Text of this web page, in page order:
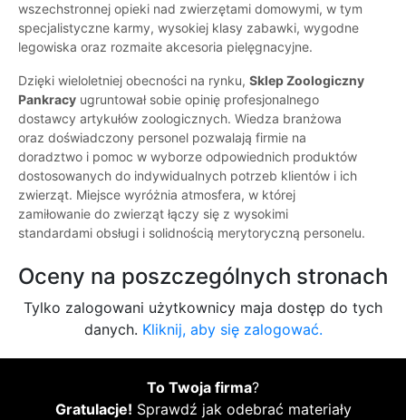
wszechstronnej opieki nad zwierzętami domowymi, w tym
specjalistyczne karmy, wysokiej klasy zabawki, wygodne
legowiska oraz rozmaite akcesoria pielęgnacyjne.
Dzięki wieloletniej obecności na rynku, Sklep Zoologiczny
Pankracy ugruntował sobie opinię profesjonalnego
dostawcy artykułów zoologicznych. Wiedza branżowa
oraz doświadczony personel pozwalają firmie na
doradztwo i pomoc w wyborze odpowiednich produktów
dostosowanych do indywidualnych potrzeb klientów i ich
zwierząt. Miejsce wyróżnia atmosfera, w której
zamiłowanie do zwierząt łączy się z wysokimi
standardami obsługi i solidnością merytoryczną personelu.
Oceny na poszczególnych stronach
Tylko zalogowani użytkownicy maja dostęp do tych
danych. Kliknij, aby się zalogować.
To Twoja firma?
Gratulacje! Sprawdź jak odebrać materiały